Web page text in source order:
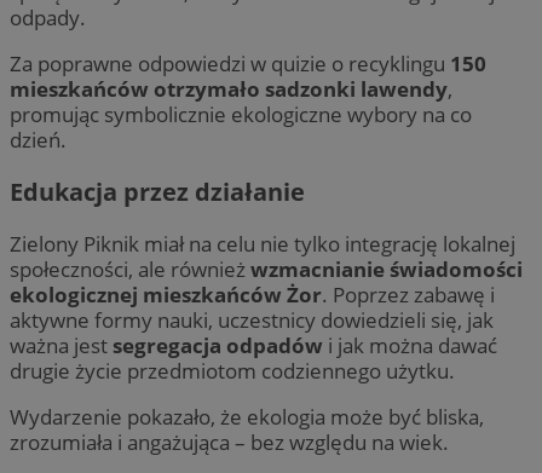
odpady.
Za poprawne odpowiedzi w quizie o recyklingu 150
mieszkańców otrzymało sadzonki lawendy,
promując symbolicznie ekologiczne wybory na co
dzień.
Edukacja przez działanie
Zielony Piknik miał na celu nie tylko integrację lokalnej
społeczności, ale równieżwzmacnianie świadomości
ekologicznej mieszkańców Żor. Poprzez zabawę i
aktywne formy nauki, uczestnicy dowiedzieli się, jak
ważna jest segregacja odpadów i jak można dawać
drugie życie przedmiotom codziennego użytku.
Wydarzenie pokazało, że ekologia może być bliska,
zrozumiała i angażująca – bez względu na wiek.